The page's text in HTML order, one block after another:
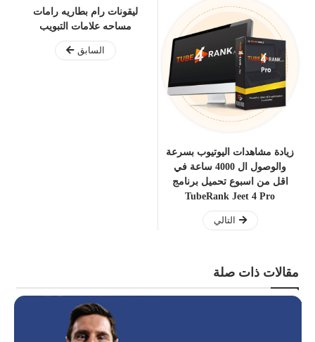
زيادة مشاهدات اليوتيوب بسرعة
والوصول ال 4000 ساعة في
اقل من اسبوع تحميل برنامج
TubeRank Jeet 4 Pro
التالي
ليقونات رام بطاريه رامات
مساحه علامات التبويب
السابق
مقالات ذات صلة